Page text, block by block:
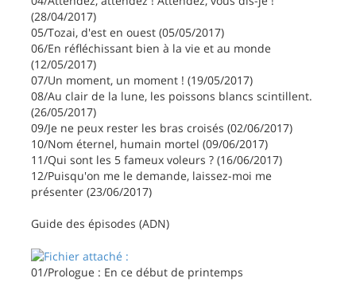
(28/04/2017)
05/Tozai, d'est en ouest (05/05/2017)
06/En réfléchissant bien à la vie et au monde
(12/05/2017)
07/Un moment, un moment ! (19/05/2017)
08/Au clair de la lune, les poissons blancs scintillent.
(26/05/2017)
09/Je ne peux rester les bras croisés (02/06/2017)
10/Nom éternel, humain mortel (09/06/2017)
11/Qui sont les 5 fameux voleurs ? (16/06/2017)
12/Puisqu'on me le demande, laissez-moi me
présenter (23/06/2017)
Guide des épisodes (ADN)
01/Prologue : En ce début de printemps